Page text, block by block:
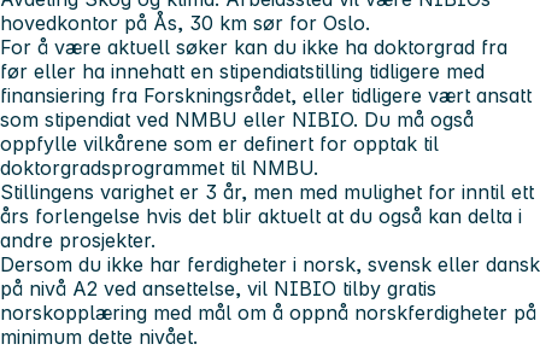
hovedkontor på Ås, 30 km sør for Oslo.
For å være aktuell søker kan du ikke ha doktorgrad fra
før eller ha innehatt en stipendiatstilling tidligere med
finansiering fra Forskningsrådet, eller tidligere vært ansatt
som stipendiat ved NMBU eller NIBIO. Du må også
oppfylle vilkårene som er definert for opptak til
doktorgradsprogrammet til NMBU.
Stillingens varighet er 3 år, men med mulighet for inntil ett
års forlengelse hvis det blir aktuelt at du også kan delta i
andre prosjekter.
Dersom du ikke har ferdigheter i norsk, svensk eller dansk
på nivå A2 ved ansettelse, vil NIBIO tilby gratis
norskopplæring med mål om å oppnå norskferdigheter på
minimum dette nivået.